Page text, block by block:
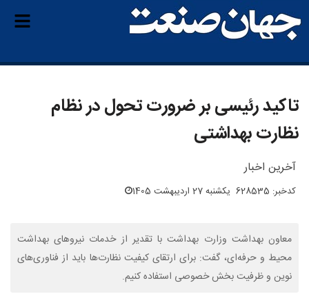
تاکید رئیسی بر ضرورت تحول در نظام
نظارت بهداشتی
آخرین اخبار
کدخبر: 628535 یکشنبه 27 اردیبهشت 1405
معاون بهداشت وزارت بهداشت با تقدیر از خدمات نیروهای بهداشت
محیط و حرفه‌ای، گفت: برای ارتقای کیفیت نظارت‌ها باید از فناوری‌های
نوین و ظرفیت بخش خصوصی استفاده کنیم.